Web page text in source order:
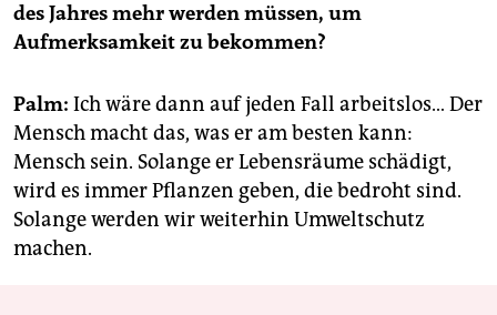
des Jahres mehr werden müssen, um
Aufmerksamkeit zu bekommen?
Palm: Ich wäre dann auf jeden Fall arbeitslos… Der
Mensch macht das, was er am besten kann:
Mensch sein. Solange er Lebensräume schädigt,
wird es immer Pflanzen geben, die bedroht sind.
Solange werden wir weiterhin Umweltschutz
machen.